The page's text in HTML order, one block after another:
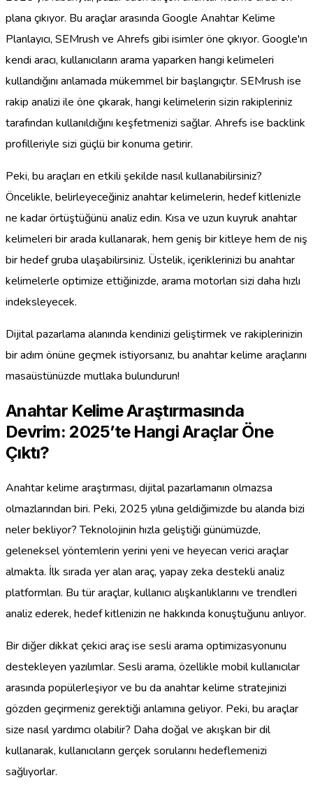
plana çıkıyor. Bu araçlar arasında Google Anahtar Kelime
Planlayıcı, SEMrush ve Ahrefs gibi isimler öne çıkıyor. Google'ın
kendi aracı, kullanıcıların arama yaparken hangi kelimeleri
kullandığını anlamada mükemmel bir başlangıçtır. SEMrush ise
rakip analizi ile öne çıkarak, hangi kelimelerin sizin rakipleriniz
tarafından kullanıldığını keşfetmenizi sağlar. Ahrefs ise backlink
profilleriyle sizi güçlü bir konuma getirir.
Peki, bu araçları en etkili şekilde nasıl kullanabilirsiniz?
Öncelikle, belirleyeceğiniz anahtar kelimelerin, hedef kitlenizle
ne kadar örtüştüğünü analiz edin. Kısa ve uzun kuyruk anahtar
kelimeleri bir arada kullanarak, hem geniş bir kitleye hem de niş
bir hedef gruba ulaşabilirsiniz. Üstelik, içeriklerinizi bu anahtar
kelimelerle optimize ettiğinizde, arama motorları sizi daha hızlı
indeksleyecek.
Dijital pazarlama alanında kendinizi geliştirmek ve rakiplerinizin
bir adım önüne geçmek istiyorsanız, bu anahtar kelime araçlarını
masaüstünüzde mutlaka bulundurun!
Anahtar Kelime Araştırmasında
Devrim: 2025’te Hangi Araçlar Öne
Çıktı?
Anahtar kelime araştırması, dijital pazarlamanın olmazsa
olmazlarından biri. Peki, 2025 yılına geldiğimizde bu alanda bizi
neler bekliyor? Teknolojinin hızla geliştiği günümüzde,
geleneksel yöntemlerin yerini yeni ve heyecan verici araçlar
almakta. İlk sırada yer alan araç, yapay zeka destekli analiz
platformları. Bu tür araçlar, kullanıcı alışkanlıklarını ve trendleri
analiz ederek, hedef kitlenizin ne hakkında konuştuğunu anlıyor.
Bir diğer dikkat çekici araç ise sesli arama optimizasyonunu
destekleyen yazılımlar. Sesli arama, özellikle mobil kullanıcılar
arasında popülerleşiyor ve bu da anahtar kelime stratejinizi
gözden geçirmeniz gerektiği anlamına geliyor. Peki, bu araçlar
size nasıl yardımcı olabilir? Daha doğal ve akışkan bir dil
kullanarak, kullanıcıların gerçek sorularını hedeflemenizi
sağlıyorlar.